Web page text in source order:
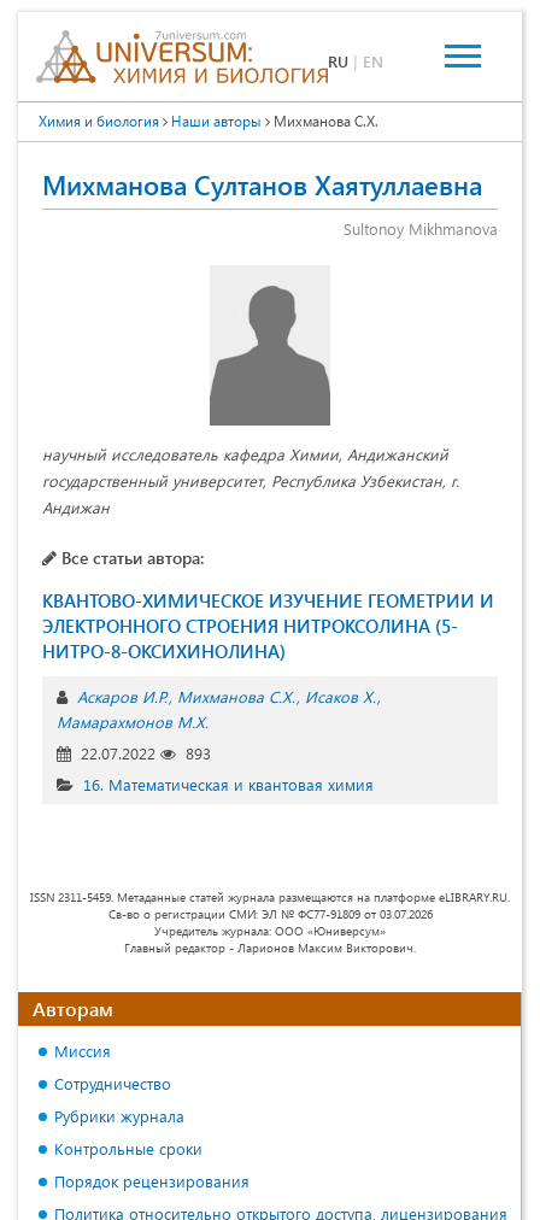
RU | EN
Химия и биология Наши авторы Михманова С.Х.
Михманова Султанов Хаятуллаевна
Sultonoy Mikhmanova
научный исследователь кафедра Химии, Андижанский
государственный университет, Республика Узбекистан, г.
Андижан
Все статьи автора:
КВАНТОВО-ХИМИЧЕСКОЕ ИЗУЧЕНИЕ ГЕОМЕТРИИ И
ЭЛЕКТРОННОГО СТРОЕНИЯ НИТРОКСОЛИНА (5-
НИТРО-8-ОКСИХИНОЛИНА)
Аскаров И.Р. Михманова С.Х. Исаков Х.
Мамарахмонов М.Х.
22.07.2022
893
16. Математическая и квантовая химия
ISSN 2311-5459. Метаданные статей журнала размещаются на платформе eLIBRARY.RU.
Св-во о регистрации СМИ: ЭЛ № ФС77-91809 от 03.07.2026
Учредитель журнала: ООО «Юниверсум»
Главный редактор - Ларионов Максим Викторович.
Авторам
Миссия
Сотрудничество
Рубрики журнала
Контрольные сроки
Порядок рецензирования
Политика относительно открытого доступа, лицензирования